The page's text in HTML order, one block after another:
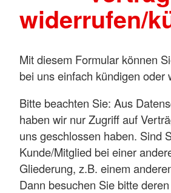
widerrufen/
Mit diesem Formular können
bei uns einfach kündigen oder
Bitte beachten Sie: Aus
haben wir nur Zugriff auf
uns geschlossen haben. Sind
Kunde/Mitglied bei einer
Gliederung, z.B. einem
Dann besuchen Sie bitte